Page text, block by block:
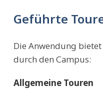
Geführte
Die Anwendung
durch den Campus:
Allgemeine Touren